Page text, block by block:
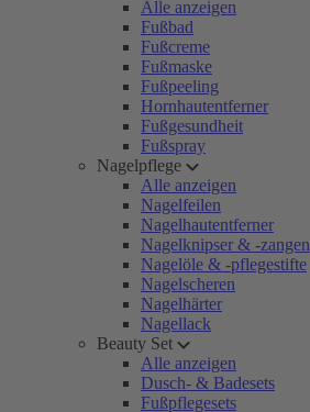
Alle anzeigen
Fußbad
Fußcreme
Fußmaske
Fußpeeling
Hornhautentferner
Fußgesundheit
Fußspray
Nagelpflege
Alle anzeigen
Nagelfeilen
Nagelhautentferner
Nagelknipser & -zangen
Nagelöle & -pflegestifte
Nagelscheren
Nagelhärter
Nagellack
Beauty Set
Alle anzeigen
Dusch- & Badesets
Fußpflegesets